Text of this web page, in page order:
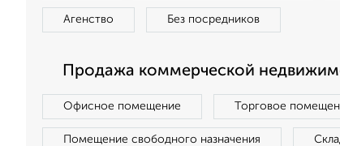
Агенство Без посредников
Продажа коммерческой
Офисное помещение Торговое
Помещение свободного назначения